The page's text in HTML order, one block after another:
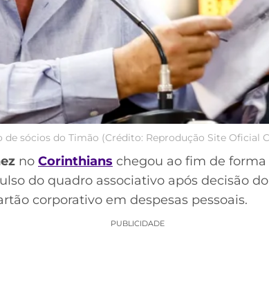
de sócios do Timão (Crédito: Reprodução Site Oficial
no Corinthians chegou ao fim de
do quadro associativo após decisão
corporativo em despesas pessoais.
PUBLICIDADE